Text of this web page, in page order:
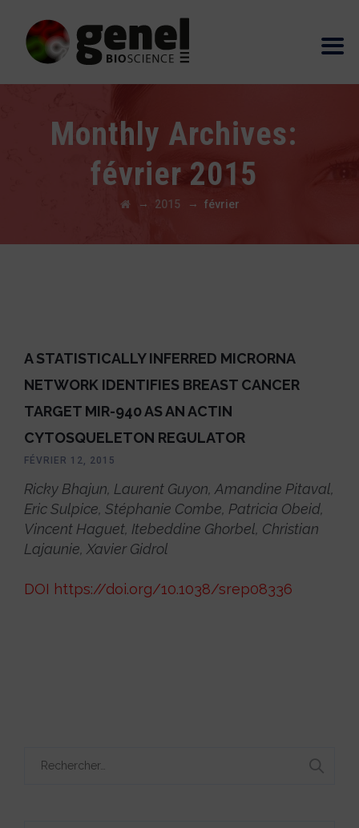
Monthly Archives:
février 2015
→ 2015 → février
A STATISTICALLY INFERRED MICRORNA
NETWORK IDENTIFIES BREAST CANCER
TARGET MIR-940 AS AN ACTIN
CYTOSQUELETON REGULATOR
FÉVRIER 12, 2015
Ricky Bhajun, Laurent Guyon, Amandine Pitaval,
Eric Sulpice, Stéphanie Combe, Patricia Obeid,
Vincent Haguet, Itebeddine Ghorbel, Christian
Lajaunie, Xavier Gidrol
DOI https://doi.org/10.1038/srep08336